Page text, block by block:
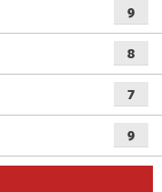
9
8
7
9